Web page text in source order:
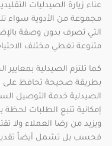
عناء زيارة الصيدليات
مجموعة من الأدوية سواء
التي تصرف بدون وصفة
متنوعة تغطي مختلف
كما تلتزم الصيدلية
بطريقة صحيحة تحافظ على
الصيدلية خدمة التوصيل
إمكانية تتبع الطلبات
ويزيد من رضا العملاء ولا
فحسب بل تشمل أيضاً